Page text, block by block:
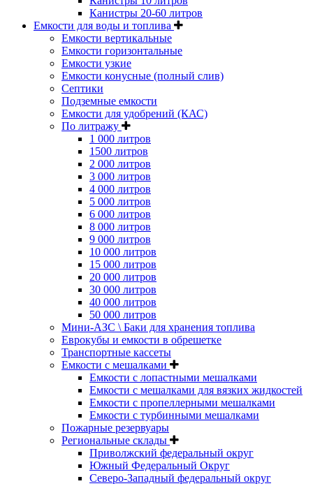
Канистры 20-60 литров
Емкости для воды и топлива
Емкости вертикальные
Емкости горизонтальные
Емкости узкие
Емкости конусные (полный слив)
Септики
Подземные емкости
Емкости для удобрений (КАС)
По литражу
1 000 литров
1500 литров
2 000 литров
3 000 литров
4 000 литров
5 000 литров
6 000 литров
8 000 литров
9 000 литров
10 000 литров
15 000 литров
20 000 литров
30 000 литров
40 000 литров
50 000 литров
Мини-АЗС \ Баки для хранения топлива
Еврокубы и емкости в обрешетке
Транспортные кассеты
Емкости с мешалками
Емкости с лопастными мешалками
Емкости с мешалками для вязких жидкостей
Емкости с пропеллерными мешалками
Емкости с турбинными мешалками
Пожарные резервуары
Региональные склады
Приволжский федеральный округ
Южный Федеральный Округ
Северо-Западный федеральный округ